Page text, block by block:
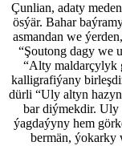
Çunlian, adaty
ösýär. Bahar
asmandan we
“Şoutong dagy we
“Alty maldarçylyk
kalligrafiýany
dürli “Uly altyn
bar diýmekdir. Uly
ýagdaýyny hem
bermän, ýokarky